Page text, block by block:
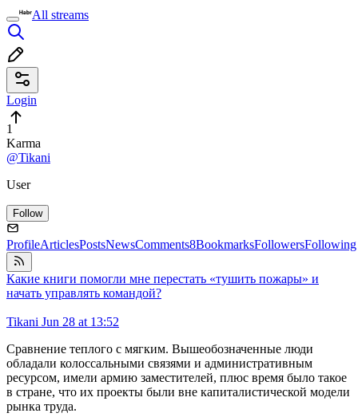
All streams
Login
1
Karma
@Tikani
User
Follow
ProfileArticlesPostsNewsComments8BookmarksFollowersFollowing
Какие книги помогли мне перестать «тушить пожары» и
начать управлять командой?
Tikani Jun 28 at 13:52
Сравнение теплого с мягким. Вышеобозначенные люди
обладали колоссальными связями и административным
ресурсом, имели армию заместителей, плюс время было такое
в стране, что их проекты были вне капиталистической модели
рынка труда.